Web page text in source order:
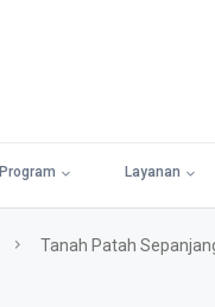
Program Layanan
Tanah Patah